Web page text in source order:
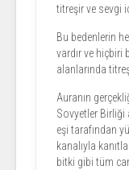
titreşir ve sevgi
Bu bedenlerin
vardır ve hiçbiri
alanlarında
Auranın
Sovyetler Birliği
eşi tarafından
kanalıyla
bitki gibi tüm